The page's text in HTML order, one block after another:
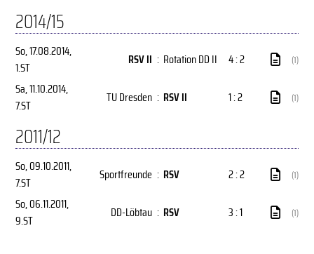
2014/15
So, 17.08.2014,
1.ST
RSV II : Rotation DD II 4 : 2 (1)
Sa, 11.10.2014,
7.ST
TU Dresden : RSV II 1 : 2 (1)
2011/12
So, 09.10.2011,
7.ST
Sportfreunde : RSV 2 : 2 (1)
So, 06.11.2011,
9.ST
DD-Löbtau : RSV 3 : 1 (1)